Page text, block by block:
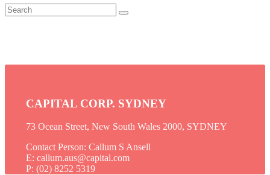
CAPITAL CORP. SYDNEY
73 Ocean Street, New South Wales 2000, SYDNEY
Contact Person: Callum S Ansell
E: callum.aus@capital.com
P: (02) 8252 5319